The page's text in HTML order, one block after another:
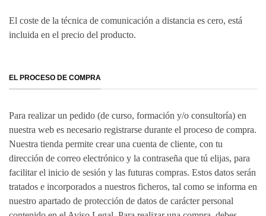
El coste de la técnica de comunicación a distancia es cero, está
incluida en el precio del producto.
EL PROCESO DE COMPRA
Para realizar un pedido (de curso, formación y/o consultoría) en
nuestra web es necesario registrarse durante el proceso de compra.
Nuestra tienda permite crear una cuenta de cliente, con tu
dirección de correo electrónico y la contraseña que tú elijas, para
facilitar el inicio de sesión y las futuras compras. Estos datos serán
tratados e incorporados a nuestros ficheros, tal como se informa en
nuestro apartado de protección de datos de carácter personal